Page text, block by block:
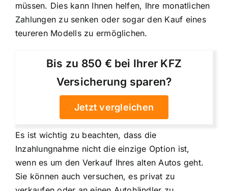
müssen. Dies kann Ihnen helfen, Ihre monatlichen
Zahlungen zu senken oder sogar den Kauf eines
teureren Modells zu ermöglichen.
Bis zu 850 € bei Ihrer KFZ
Versicherung sparen?
Jetzt vergleichen
Es ist wichtig zu beachten, dass die
Inzahlungnahme nicht die einzige Option ist,
wenn es um den Verkauf Ihres alten Autos geht.
Sie können auch versuchen, es privat zu